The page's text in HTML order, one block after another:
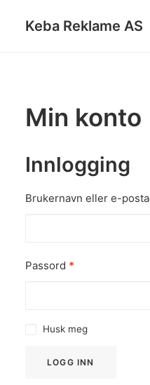
Keba Reklame AS
ANDRE PRODUKTER
KONTAKT
DIN FORESPØRSEL
Min konto
Innlogging
Brukernavn eller e-
Passord *
Husk meg
LOGG INN